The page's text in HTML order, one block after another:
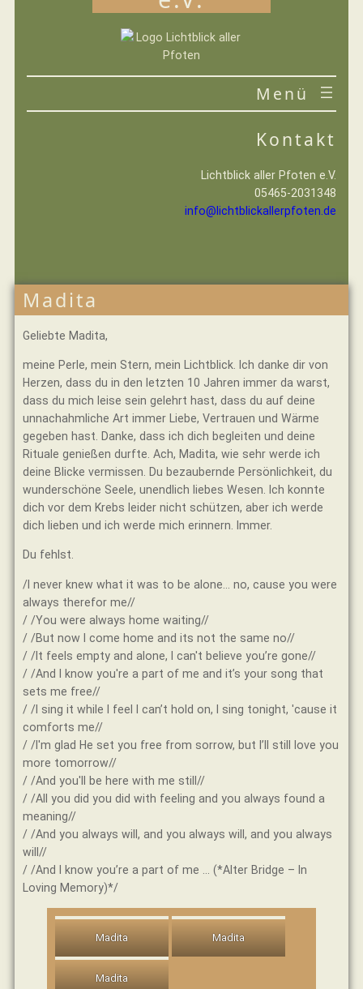
VEREIN
IHRE HILFE
Kontakt
Lichtblick aller Pfoten e.V.
05465-2031348
info@lichtblickallerpfoten.de
Madita
Geliebte Madita,
meine Perle, mein Stern, mein Lichtblick. Ich danke dir von
Herzen, dass du in den letzten 10 Jahren immer da warst,
dass du mich leise sein gelehrt hast, dass du auf deine
unnachahmliche Art immer Liebe, Vertrauen und Wärme
gegeben hast. Danke, dass ich dich begleiten und deine
Rituale genießen durfte. Ach, Madita, wie sehr werde ich
deine Blicke vermissen. Du bezaubernde Persönlichkeit, du
wunderschöne Seele, unendlich liebes Wesen. Ich konnte
dich vor dem Krebs leider nicht schützen, aber ich werde
dich lieben und ich werde mich erinnern. Immer.
Du fehlst.
/I never knew what it was to be alone… no, cause you were
always therefor me//
/ /You were always home waiting//
/ /But now I come home and its not the same no//
/ /It feels empty and alone, I can′t believe you’re gone//
/ /And I know you′re a part of me and it’s your song that
sets me free//
/ /I sing it while I feel I can’t hold on, I sing tonight, ′cause it
comforts me//
/ /I′m glad He set you free from sorrow, but I’ll still love you
more tomorrow//
/ /And you′ll be here with me still//
/ /All you did you did with feeling and you always found a
meaning//
/ /And you always will, and you always will, and you always
will//
/ /And I know you’re a part of me … (*Alter Bridge – In
Loving Memory)*/
Madita Madita
Madita